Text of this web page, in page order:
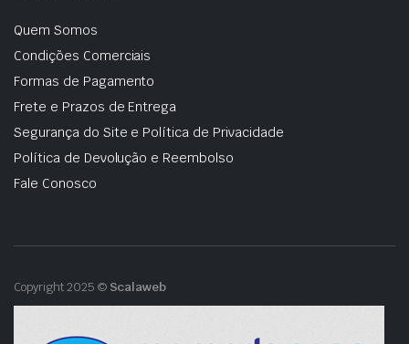
Quem Somos
Condições Comerciais
Formas de Pagamento
Frete e Prazos de Entrega
Segurança do Site e Política de Privacidade
Política de Devolução e Reembolso
Fale Conosco
Copyright 2025 © Scalaweb